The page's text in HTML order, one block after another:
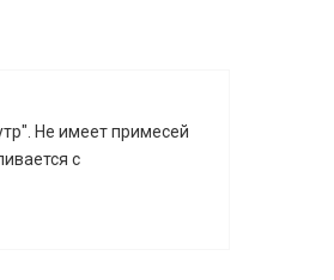
Не имеет примесей
с